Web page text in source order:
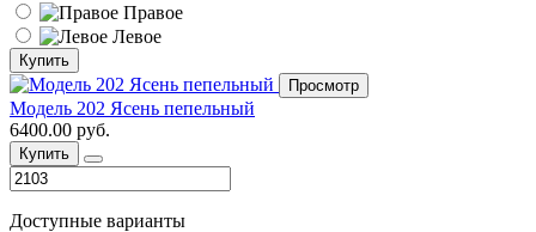
Правое
Левое
Купить
Просмотр
Модель 202 Ясень пепельный
6400.00 руб.
Купить
Доступные варианты